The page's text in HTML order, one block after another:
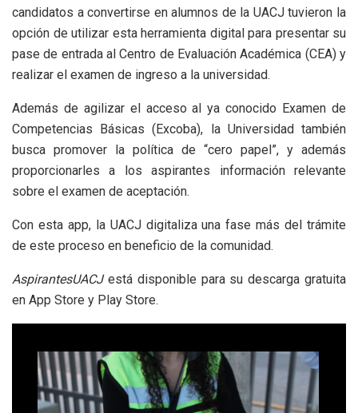
candidatos a convertirse en alumnos de la UACJ tuvieron la
opción de utilizar esta herramienta digital para presentar su
pase de entrada al Centro de Evaluación Académica (CEA) y
realizar el examen de ingreso a la universidad.
Además de agilizar el acceso al ya conocido Examen de
Competencias Básicas (Excoba), la Universidad también
busca promover la política de “cero papel”, y además
proporcionarles a los aspirantes información relevante
sobre el examen de aceptación.
Con esta app, la UACJ digitaliza una fase más del trámite
de este proceso en beneficio de la comunidad.
AspirantesUACJ está disponible para su descarga gratuita
en App Store y Play Store.